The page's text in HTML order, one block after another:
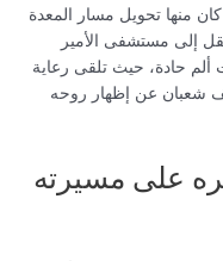
منها تحويل مسار المعدة
لتنظيم الأمعاء. وفي عام 2024، نُقل إلى مستشفى الأمير
ألم حادة، حيث تلقى رعاية
شعبان عن إظهار روحه
على مسيرته